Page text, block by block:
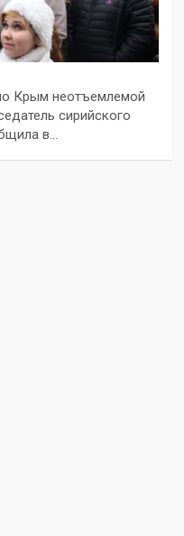
Крым неотъемлемой
сирийского
в…